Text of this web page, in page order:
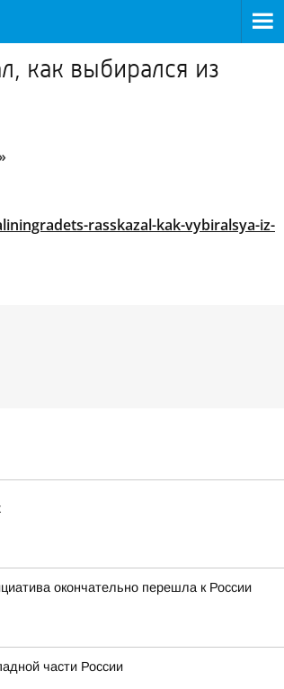
как выбирался из
rasskazal-kak-vybiralsya-iz-
окончательно перешла к России
части России